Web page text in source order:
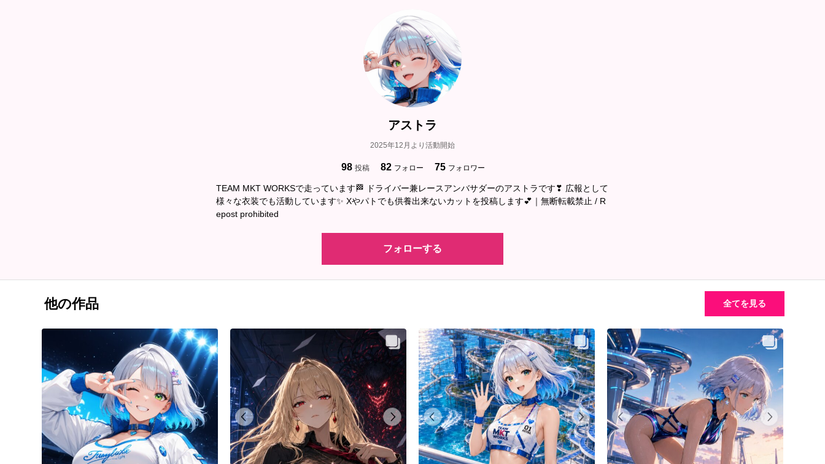
アストラ
2025年12月より活動開始
98 投稿 82 フォロー 75 フォロワー
TEAM MKT WORKSで走っています🏁 ドライバー兼レースアンバサダーのアストラです❣ 広報として
様々な衣装でも活動しています✨ Xやパトでも供養出来ないカットを投稿します💕｜無断転載禁止 / R
epost prohibited
フォローする
他の作品 全てを見る